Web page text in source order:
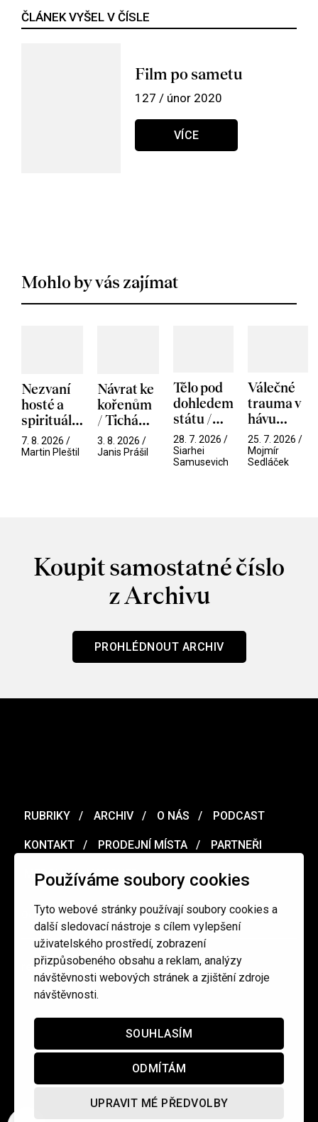
Používáme soubory cookies
Tyto webové stránky používají soubory cookies a
další sledovací nástroje s cílem vylepšení
uživatelského prostředí, zobrazení
přizpůsobeného obsahu a reklam, analýzy
návštěvnosti webových stránek a zjištění zdroje
návštěvnosti.
SOUHLASÍM
ODMÍTÁM
UPRAVIT MÉ PŘEDVOLBY
ČLÁNEK VYŠEL V ČÍSLE
Film po sametu
127 / únor 2020
VÍCE
Mohlo by vás zajímat
Nezvaní
hosté a
spirituální
narušitelé
z vesmíru
7. 8. 2026 /
Martin Pleštil
Návrat ke
kořenům
/ Tichá
přítelkyně
3. 8. 2026 /
Janis Prášil
Tělo pod
dohledem
státu /
Pramen
28. 7. 2026 /
Siarhei
Samusevich
Válečné
trauma v
hávu
spektáklu
/ Odyssea
25. 7. 2026 /
Mojmír
Sedláček
Koupit samostatné číslo
z Archivu
PROHLÉDNOUT ARCHIV
RUBRIKY ARCHIV O NÁS PODCAST
KONTAKT PRODEJNÍ MÍSTA PARTNEŘI
MERCH VOUCHER
Ochrana osobních údajů / Obchodní podmínky
redakce@cinepur.cz